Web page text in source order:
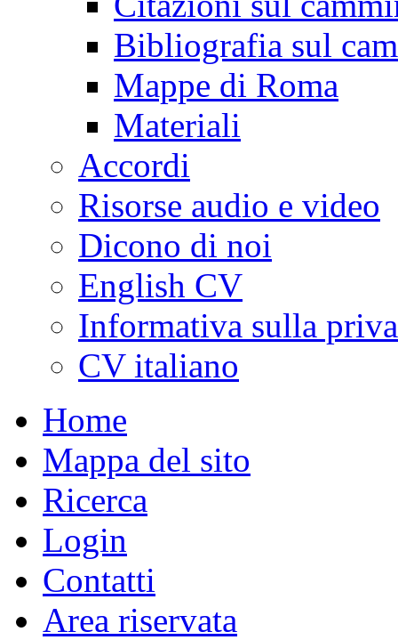
Bibliografia sul
Mappe di Roma
Materiali
Accordi
Risorse audio e video
Dicono di noi
English CV
Informativa sulla
CV italiano
Home
Mappa del sito
Ricerca
Login
Contatti
Area riservata